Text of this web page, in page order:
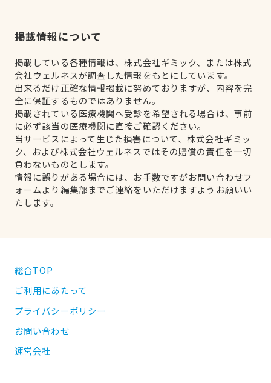
掲載情報について
掲載している各種情報は、株式会社ギミック、または株式
会社ウェルネスが調査した情報をもとにしています。
出来るだけ正確な情報掲載に努めておりますが、内容を完
全に保証するものではありません。
掲載されている医療機関へ受診を希望される場合は、事前
に必ず該当の医療機関に直接ご確認ください。
当サービスによって生じた損害について、株式会社ギミッ
ク、および株式会社ウェルネスではその賠償の責任を一切
負わないものとします。
情報に誤りがある場合には、お手数ですがお問い合わせフ
ォームより編集部までご連絡をいただけますようお願いい
たします。
総合TOP
ご利用にあたって
プライバシーポリシー
お問い合わせ
運営会社